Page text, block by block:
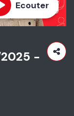
Ecouter
-